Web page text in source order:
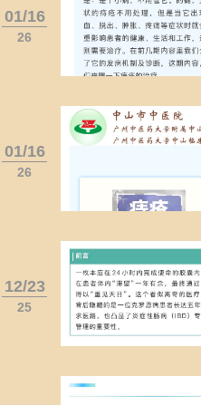
01/16
26
01/16
26
12/23
25